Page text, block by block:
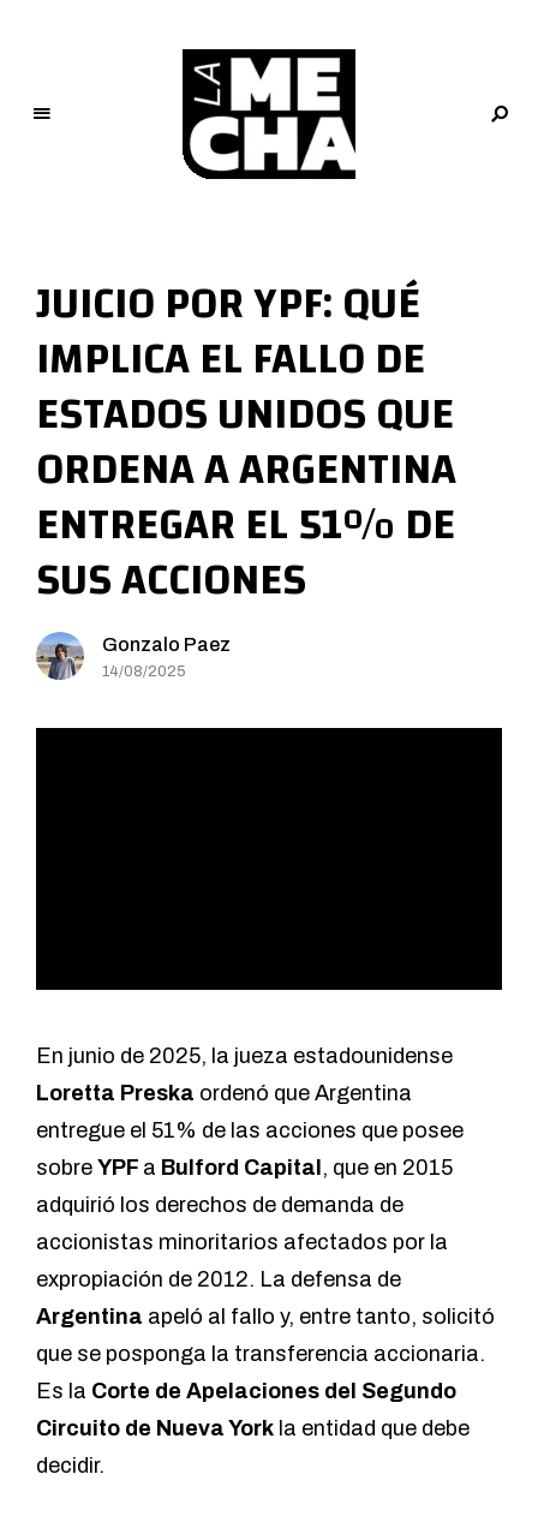
M
e
c
h
a
PERIODISMO DIGITAL
JUICIO POR YPF: QUÉ
IMPLICA EL FALLO DE
ESTADOS UNIDOS QUE
ORDENA A ARGENTINA
ENTREGAR EL 51% DE
SUS ACCIONES
Gonzalo Paez
14/08/2025
En junio de 2025, la jueza estadounidense
Loretta Preska ordenó que Argentina
entregue el 51% de las acciones que posee
sobre YPF a Bulford Capital, que en 2015
adquirió los derechos de demanda de
accionistas minoritarios afectados por la
expropiación de 2012. La defensa de
Argentina apeló al fallo y, entre tanto, solicitó
que se posponga la transferencia accionaria.
Es la Corte de Apelaciones del Segundo
Circuito de Nueva York la entidad que debe
decidir.